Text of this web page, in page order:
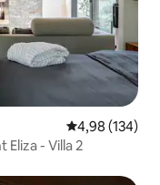
Calificación
4,98 (134)
Eliza - Villa 2